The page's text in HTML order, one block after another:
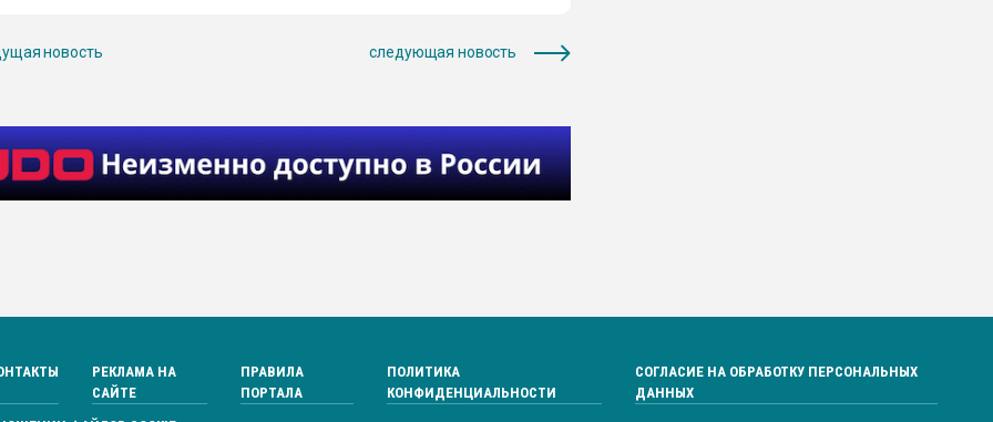
новость следующая новость
РЕКЛАМА НА
САЙТЕ
ПРАВИЛА
ПОРТАЛА
ПОЛИТИКА
КОНФИДЕНЦИАЛЬНОСТИ
СОГЛАСИЕ НА ОБРАБОТКУ ПЕРСОНАЛЬНЫХ
ДАННЫХ